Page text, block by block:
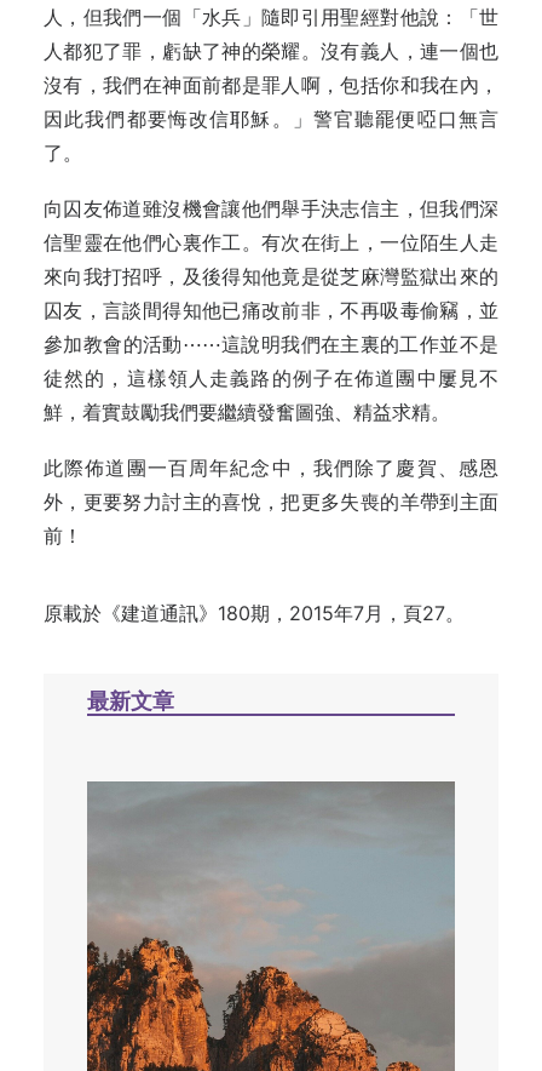
人，但我們一個「水兵」隨即引用聖經對他說：「世
人都犯了罪，虧缺了神的榮耀。沒有義人，連一個也
沒有，我們在神面前都是罪人啊，包括你和我在內，
因此我們都要悔改信耶穌。」警官聽罷便啞口無言
了。
向囚友佈道雖沒機會讓他們舉手決志信主，但我們深
信聖靈在他們心裏作工。有次在街上，一位陌生人走
來向我打招呼，及後得知他竟是從芝麻灣監獄出來的
囚友，言談間得知他已痛改前非，不再吸毒偷竊，並
參加教會的活動⋯⋯這說明我們在主裏的工作並不是
徒然的，這樣領人走義路的例子在佈道團中屢見不
鮮，着實鼓勵我們要繼續發奮圖強、精益求精。
此際佈道團一百周年紀念中，我們除了慶賀、感恩
外，更要努力討主的喜悅，把更多失喪的羊帶到主面
前！
原載於《建道通訊》180期，2015年7月，頁27。
最新文章